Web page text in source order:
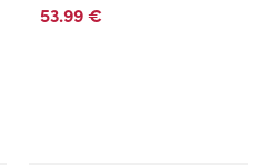
53.99 €